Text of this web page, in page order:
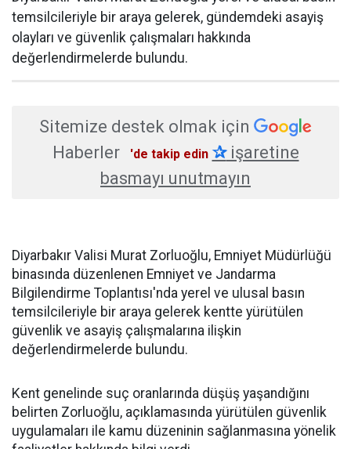
temsilcileriyle bir araya gelerek, gündemdeki asayiş
olayları ve güvenlik çalışmaları hakkında
değerlendirmelerde bulundu.
Sitemize destek olmak için
Haberler
'de takip edin ✰işaretine
basmayı unutmayın
Diyarbakır Valisi Murat Zorluoğlu, Emniyet Müdürlüğü
binasında düzenlenen Emniyet ve Jandarma
Bilgilendirme Toplantısı'nda yerel ve ulusal basın
temsilcileriyle bir araya gelerek kentte yürütülen
güvenlik ve asayiş çalışmalarına ilişkin
değerlendirmelerde bulundu.
Kent genelinde suç oranlarında düşüş yaşandığını
belirten Zorluoğlu, açıklamasında yürütülen güvenlik
uygulamaları ile kamu düzeninin sağlanmasına yönelik